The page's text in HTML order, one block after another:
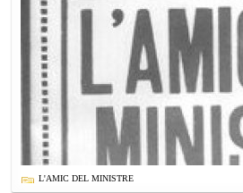
L'AMIC DEL MINISTRE